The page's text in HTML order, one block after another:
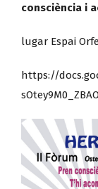
consciència i
lugar Espai
https://